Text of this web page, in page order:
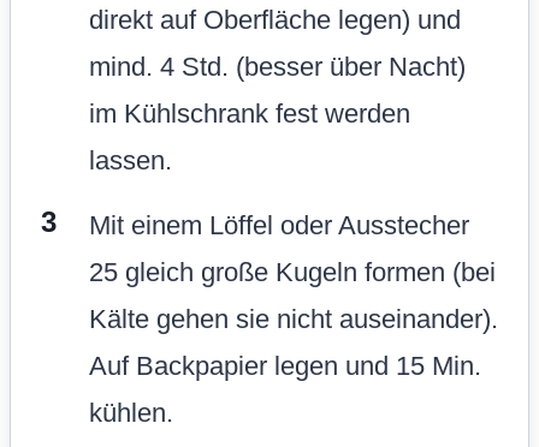
direkt auf Oberfläche legen) und
mind. 4 Std. (besser über Nacht)
im Kühlschrank fest werden
lassen.
Mit einem Löffel oder Ausstecher
25 gleich große Kugeln formen (bei
Kälte gehen sie nicht auseinander).
Auf Backpapier legen und 15 Min.
kühlen.